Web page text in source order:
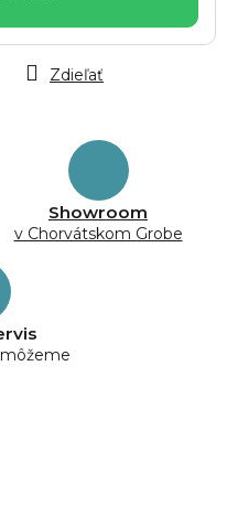
Showroom
v Chorvátskom Grobe
Zdieľať